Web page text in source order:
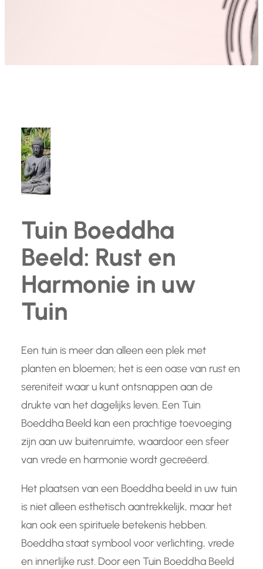
Tuin Boeddha
Beeld: Rust en
Harmonie in uw
Tuin
Een tuin is meer dan alleen een plek met
planten en bloemen; het is een oase van rust en
sereniteit waar u kunt ontsnappen aan de
drukte van het dagelijks leven. Een Tuin
Boeddha Beeld kan een prachtige toevoeging
zijn aan uw buitenruimte, waardoor een sfeer
van vrede en harmonie wordt gecreëerd.
Het plaatsen van een Boeddha beeld in uw tuin
is niet alleen esthetisch aantrekkelijk, maar het
kan ook een spirituele betekenis hebben.
Boeddha staat symbool voor verlichting, vrede
en innerlijke rust. Door een Tuin Boeddha Beeld